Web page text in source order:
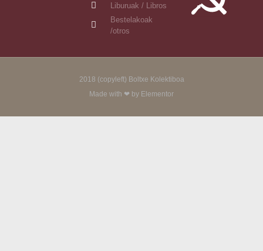
Liburuak / Libros
Bestelakoak
/otros
2018 (copyleft) Boltxe Kolektiboa
Made with ❤ by Elementor